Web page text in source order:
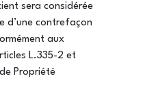
sera considérée
d’une contrefaçon
aux
L.335-2 et
Propriété